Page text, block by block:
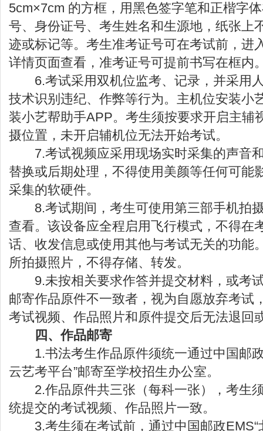
5cm×7cm 的方框，用黑色签字笔和正楷字
号、身份证号、考生姓名和生源地，纸张上
迹或标记等。考生准考证号可在考试前，进
详情页面查看，准考证号可提前书写在框内
6.考试采用双机位监考、记录，并采用
技术识别违纪、作弊等行为。主机位安装小
装小艺帮助手APP。考生须按要求开启主辅
摄位置，未开启辅机位无法开始考试。
7.考试视频应采用现场实时采集的声音
替换或后期处理，不得使用美颜等任何可能
采集的软硬件。
8.考试期间，考生可使用第三部手机拍
查看。该设备应全程启用飞行模式，不得在
话、收发信息或使用其他与考试无关的功能
所拍摄照片，不得存储、转发。
9.未按相关要求作答并提交材料，或考
邮寄作品原件不一致者，视为自愿放弃考试
考试视频、作品照片和原件提交后无法退回
四、作品邮寄
1.书法考生作品原件须统一通过中国邮政
云艺考平台”邮寄至学校招生办公室。
2.作品原件共三张（每科一张），考生
统提交的考试视频、作品照片一致。
3.考生须在考试前，通过中国邮政EMS“